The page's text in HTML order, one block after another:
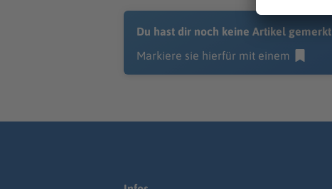
Du hast dir noch keine Artikel gemerkt
Markiere sie hierfür mit einem